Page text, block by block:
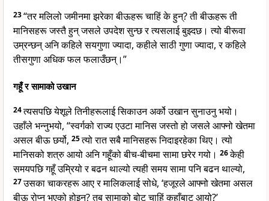
23“तर मलिलो जमीनमा झरेका बीऊहरू चाहिं के हुन्? ती बीऊहरू ती
मानिसहरू जस्तै हुन् जसले उपदेश सुन्छ र त्यसलाई बुझ्दछ। त्यो बीरूवा
उम्रन्छन् अनि कहिले सयगुणा ज्यादा, कहीले साठी गुणा ज्यादा, र कहिले
तीसगुणा अधिक फल फलाउँछन्।”
गहूँ र सामाको उखान
24त्यसपछि येशूले तिनीहरूलाई सिकाउन अर्को उखान सुनाउनु भयो।
उहाँले भन्नुभयो, “स्वर्गको राज्य एउटा मानिस जस्तो हो जसले आफ्नो खेतमा
असल बीऊ छर्यो, 25त्यो रात सबै मानिसहरू निदाइरहेका थिए। त्यो
मानिसको शत्रु आयो अनि गहूँको बीच-बीचमा सामा छरेर गयो। 26केही
समयपछि गहूँ उम्रियो र बढन थाल्यो त्यही समय सामा पनि बढन थाल्यो,
27उसका चाकरहरू आए र मालिकलाई सोधे, ‘हजूरले आफ्नो खेतमा असल
बीऊ रोप्नु भएको होइन? तब सामाको बोट चाहिं कहाँबाट आयो?’